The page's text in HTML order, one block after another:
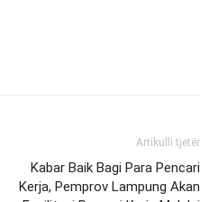
Artikulli tjetër
Kabar Baik Bagi Para Pencari
Kerja, Pemprov Lampung Akan